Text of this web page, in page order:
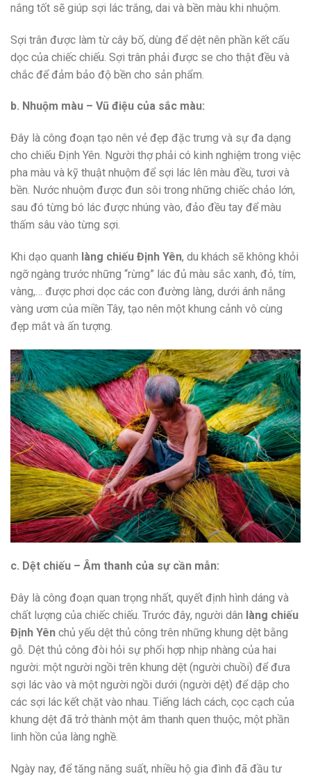
nắng tốt sẽ giúp sợi lác trắng, dai và bền màu khi nhuộm.
Sợi trân được làm từ cây bố, dùng để dệt nên phần kết cấu
dọc của chiếc chiếu. Sợi trân phải được se cho thật đều và
chắc để đảm bảo độ bền cho sản phẩm.
b. Nhuộm màu – Vũ điệu của sắc màu:
Đây là công đoạn tạo nên vẻ đẹp đặc trưng và sự đa dạng
cho chiếu Định Yên. Người thợ phải có kinh nghiệm trong việc
pha màu và kỹ thuật nhuộm để sợi lác lên màu đều, tươi và
bền. Nước nhuộm được đun sôi trong những chiếc chảo lớn,
sau đó từng bó lác được nhúng vào, đảo đều tay để màu
thấm sâu vào từng sợi.
Khi dạo quanh làng chiếu Định Yên, du khách sẽ không khỏi
ngỡ ngàng trước những “rừng” lác đủ màu sắc xanh, đỏ, tím,
vàng,… được phơi dọc các con đường làng, dưới ánh nắng
vàng ươm của miền Tây, tạo nên một khung cảnh vô cùng
đẹp mắt và ấn tượng.
c. Dệt chiếu – Âm thanh của sự cần mẫn:
Đây là công đoạn quan trọng nhất, quyết định hình dáng và
chất lượng của chiếc chiếu. Trước đây, người dân làng chiếu
Định Yên chủ yếu dệt thủ công trên những khung dệt bằng
gỗ. Dệt thủ công đòi hỏi sự phối hợp nhịp nhàng của hai
người: một người ngồi trên khung dệt (người chuồi) để đưa
sợi lác vào và một người ngồi dưới (người dệt) để dập cho
các sợi lác kết chặt vào nhau. Tiếng lách cách, cọc cạch của
khung dệt đã trở thành một âm thanh quen thuộc, một phần
linh hồn của làng nghề.
Ngày nay, để tăng năng suất, nhiều hộ gia đình đã đầu tư